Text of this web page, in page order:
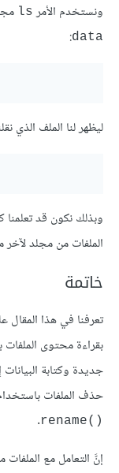
ونستخدم الأمر ‎ls‎
data‎
:
ليظهر لنا الملف الذي
وبذلك نكون قد
الملفات من مجلد
خاتمة
تعرفنا في هذا المقال
بقراءة محتوى
جديدة وكتابة البيانات
حذف الملفات
‎rename()‎
.
إنَّ التعامل مع